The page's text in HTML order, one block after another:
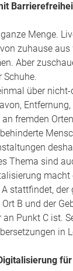
Menge.
zuhause aus
Aber
Schuhe.
über
fremden
Thema sind
stattfindet, der
B und der
an Punkt C ist.
in